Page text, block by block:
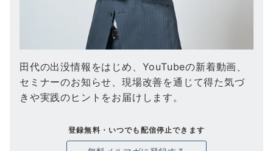
田代の出没情報をはじめ、YouTubeの新着動画、
セミナーのお知らせ、現場改善を通じて得た気づ
きや実践のヒントをお届けします。
登録無料・いつでも配信停止できます